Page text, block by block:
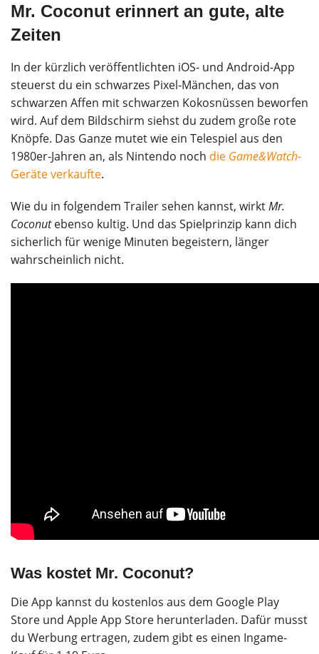
Mr. Coconut erinnert an gute, alte
Zeiten
In der kürzlich veröffentlichten iOS- und Android-App
steuerst du ein schwarzes Pixel-Mänchen, das von
schwarzen Affen mit schwarzen Kokosnüssen beworfen
wird. Auf dem Bildschirm siehst du zudem große rote
Knöpfe. Das Ganze mutet wie ein Telespiel aus den
1980er-Jahren an, als Nintendo noch die Game&Watch-
Geräte verkaufte.
Wie du in folgendem Trailer sehen kannst, wirktMr.
Coconutebenso kultig. Und das Spielprinzip kann dich
sicherlich für wenige Minuten begeistern, länger
wahrscheinlich nicht.
Was kostet Mr. Coconut?
Die App kannst du kostenlos aus dem Google Play
Store und Apple App Store herunterladen. Dafür musst
du Werbung ertragen, zudem gibt es einen Ingame-